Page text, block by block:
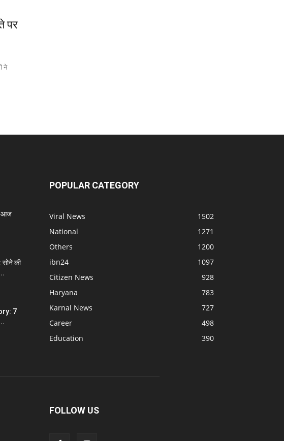
पर
ने
आज
की
7
POPULAR CATEGORY
Viral News
1502
National
1271
Others
1200
ibn24
1097
Citizen News
928
Haryana
783
Karnal News
727
Career
498
Education
390
FOLLOW US